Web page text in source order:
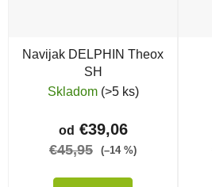
Navijak DELPHIN Theox
SH
Skladom (>5 ks)
od €39,06
€45,95 (–14 %)